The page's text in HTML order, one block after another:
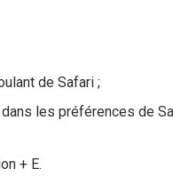
de Safari ;
les préférences de
+ E.